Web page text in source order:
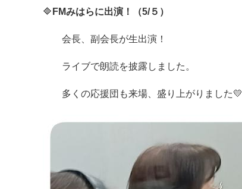
🔷 FMみはらに出演！（5/５）
会長、副会長が生出演！
ライブで朗読を披露しました。
多くの応援団も来場、盛り上がりました💛